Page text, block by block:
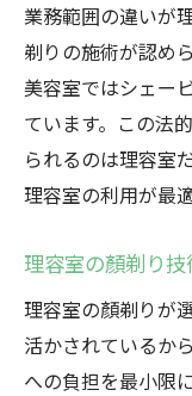
業務範囲の違いが
剃りの施術が認め
美容室ではシェー
ています。この法
られるのは理容室
理容室の利用が最適
理容室の顏剃り
理容室の顏剃りが
活かされているか
への負担を最小限